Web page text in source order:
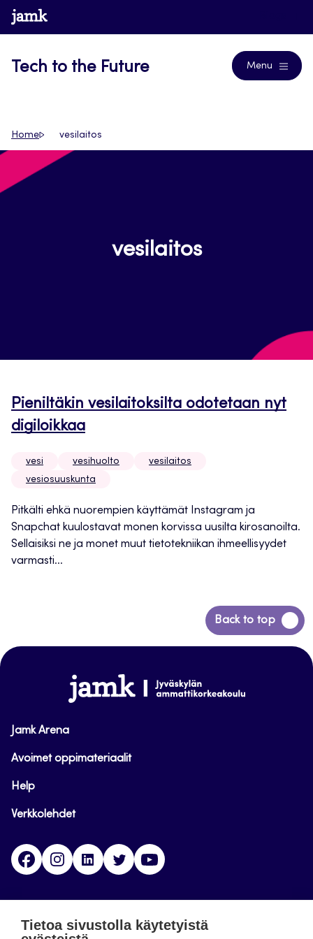
Siirry
suoraan
www.jamk.fi
Tech to the Future Menu
Home vesilaitos
vesilaitos
Pieniltäkin vesilaitoksilta odotetaan nyt
digiloikkaa
vesi vesihuolto
vesilaitos
vesiosuuskunta
Pitkälti ehkä nuorempien käyttämät Instagram ja
Snapchat kuulostavat monen korvissa uusilta kirosanoilta.
Sellaisiksi ne ja monet muut tietotekniikan ihmeellisyydet
varmasti...
Back to top
Siirry
takaisin
www.jamk.fi
Jamk Arena
Avoimet oppimateriaalit
Help
Verkkolehdet
FacebookInstagramLinkedinTwitter
Tietoa sivustolla käytetyistä